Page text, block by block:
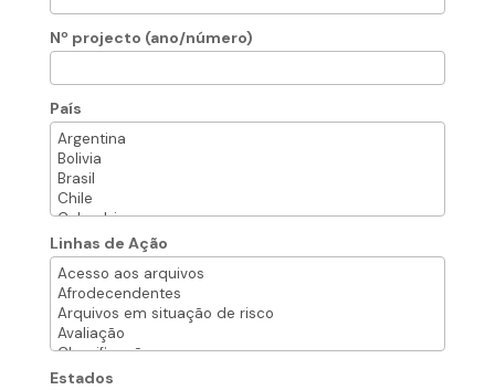
Nº projecto (ano/número)
País
Linhas de Ação
Estados